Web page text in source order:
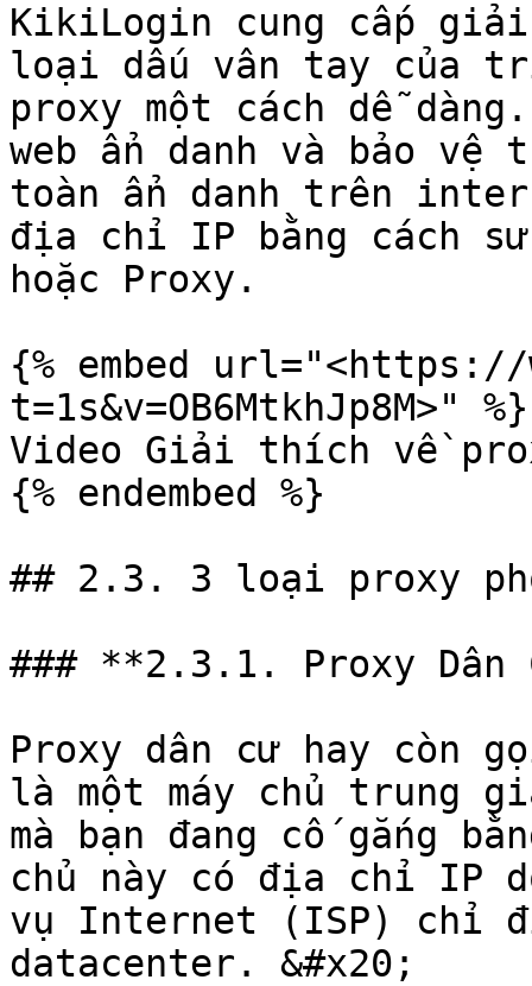
KikiLogin cung cấp
loại dấu vân tay của
proxy một cách dễ
web ẩn danh và bảo vệ
toàn ẩn danh trên
địa chỉ IP bằng cách sử
hoặc Proxy.
{% embed url="<https://
t=1s&v=OB6MtkhJp8M>" %}
Video Giải thích về
{% endembed %}
## 2.3. 3 loại proxy
### **2.3.1. Proxy
Proxy dân cư hay còn
là một máy chủ trung
mà bạn đang cố gắng
chủ này có địa chỉ IP
vụ Internet (ISP) chỉ
datacenter. &#x20;